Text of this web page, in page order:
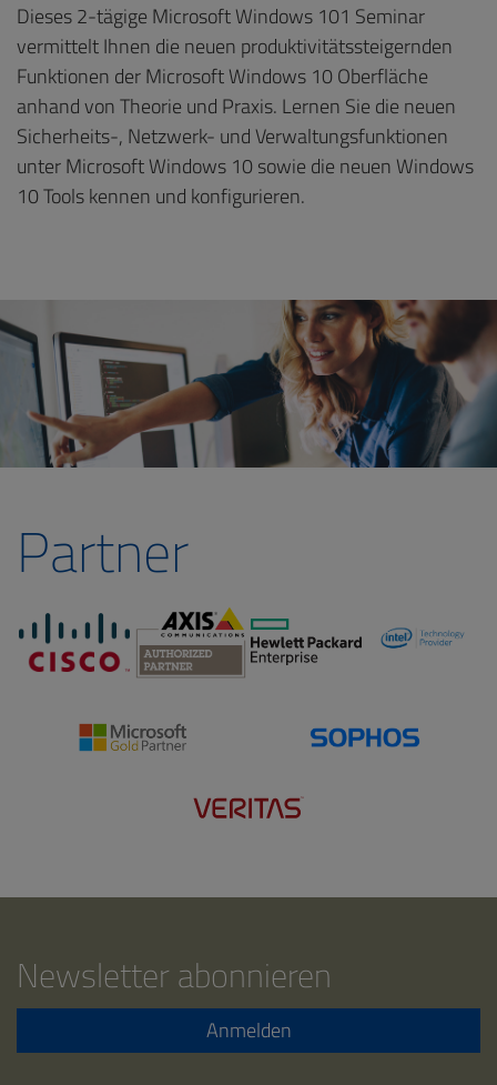
Dieses 2-tägige Microsoft Windows 101 Seminar
vermittelt Ihnen die neuen produktivitätssteigernden
Funktionen der Microsoft Windows 10 Oberfläche
anhand von Theorie und Praxis. Lernen Sie die neuen
Sicherheits-, Netzwerk- und Verwaltungsfunktionen
unter Microsoft Windows 10 sowie die neuen Windows
10 Tools kennen und konfigurieren.
Partner
Newsletter abonnieren
Anmelden